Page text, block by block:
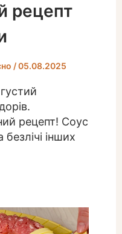
рецепт
/05.08.2025
рецепт! Соус
інших